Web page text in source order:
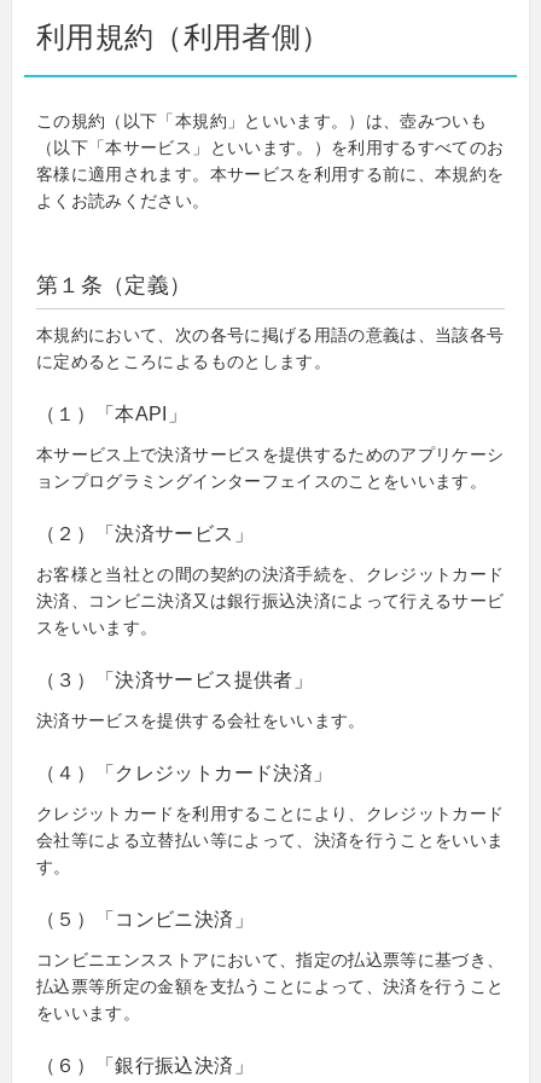
利用規約（利用者側）
この規約（以下「本規約」といいます。）は、壺みついも
（以下「本サービス」といいます。）を利用するすべてのお
客様に適用されます。本サービスを利用する前に、本規約を
よくお読みください。
第１条（定義）
本規約において、次の各号に掲げる用語の意義は、当該各号
に定めるところによるものとします。
（１）「本API」
本サービス上で決済サービスを提供するためのアプリケーシ
ョンプログラミングインターフェイスのことをいいます。
（２）「決済サービス」
お客様と当社との間の契約の決済手続を、クレジットカード
決済、コンビニ決済又は銀行振込決済によって行えるサービ
スをいいます。
（３）「決済サービス提供者」
決済サービスを提供する会社をいいます。
（４）「クレジットカード決済」
クレジットカードを利用することにより、クレジットカード
会社等による立替払い等によって、決済を行うことをいいま
す。
（５）「コンビニ決済」
コンビニエンスストアにおいて、指定の払込票等に基づき、
払込票等所定の金額を支払うことによって、決済を行うこと
をいいます。
（６）「銀行振込決済」